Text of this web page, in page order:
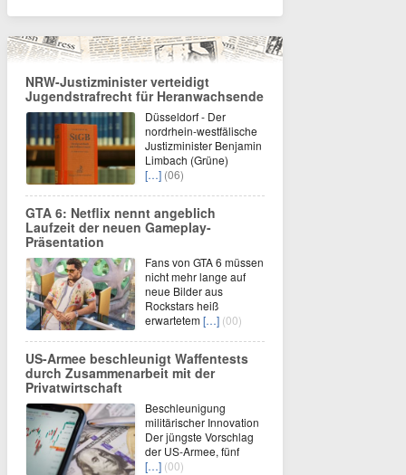
NRW-Justizminister verteidigt
Jugendstrafrecht für Heranwachsende
Düsseldorf - Der
nordrhein-westfälische
Justizminister Benjamin
Limbach (Grüne)
[…] (06)
GTA 6: Netflix nennt angeblich
Laufzeit der neuen Gameplay-
Präsentation
Fans von GTA 6 müssen
nicht mehr lange auf
neue Bilder aus
Rockstars heiß
erwartetem[…] (00)
US-Armee beschleunigt Waffentests
durch Zusammenarbeit mit der
Privatwirtschaft
Beschleunigung
militärischer Innovation
Der jüngste Vorschlag
der US-Armee, fünf
[…] (00)